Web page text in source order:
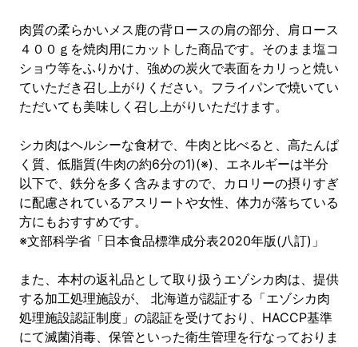
肉質の柔らかいメス鹿の背ロースの肩の部分、肩ロース
４００ｇを焼肉用にカットした商品です。そのまま塩コ
ショウ等をふりかけ、強めの炭火で表面をカリっと焼い
ていただき召し上がりください。フライパンで焼いてい
ただいても美味しく召し上がりいただけます。
シカ肉はヘルシーな食材で、牛肉と比べると、高たんぱ
く質、低脂質(牛肉の約6分の1)(※)、エネルギーは半分
以下で、鉄分を多く含みますので、カロリーの摂りすぎ
に配慮されているアスリートや女性、体力が落ちている
方にもおすすめです。
※文部科学省「日本食品標準成分表2020年版(八訂)」
また、本村の返礼品として取り扱うエゾシカ肉は、提供
する加工処理施設が、 北海道が認証する「エゾシカ肉
処理施設認証制度」の認証を受けており、HACCP基準
にて滅菌消毒、保管といった衛生管理を行なっておりま